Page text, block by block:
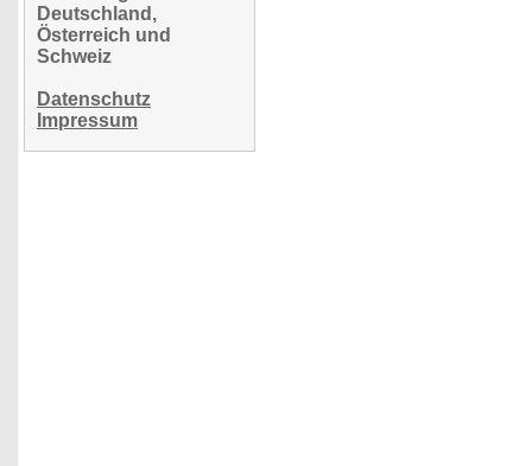
Deutschland,
Österreich und
Schweiz
Datenschutz
Impressum